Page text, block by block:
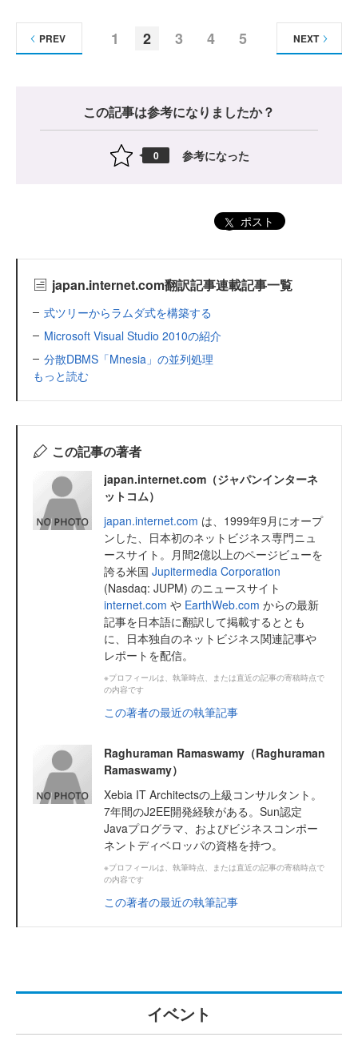
1 2 3 4 5
PREV NEXT
この記事は参考になりましたか？
0 参考になった
ポスト
japan.internet.com翻訳記事連載記事一覧
式ツリーからラムダ式を構築する
Microsoft Visual Studio 2010の紹介
分散DBMS「Mnesia」の並列処理
もっと読む
この記事の著者
japan.internet.com（ジャパンインターネ
ットコム）
japan.internet.com は、1999年9月にオープ
ンした、日本初のネットビジネス専門ニュ
ースサイト。月間2億以上のページビューを
誇る米国 Jupitermedia Corporation
(Nasdaq: JUPM) のニュースサイト
internet.com や EarthWeb.com からの最新
記事を日本語に翻訳して掲載するととも
に、日本独自のネットビジネス関連記事や
レポートを配信。
※プロフィールは、執筆時点、または直近の記事の寄稿時点で
の内容です
この著者の最近の執筆記事
Raghuraman Ramaswamy（Raghuraman
Ramaswamy）
Xebia IT Architectsの上級コンサルタント。
7年間のJ2EE開発経験がある。Sun認定
Javaプログラマ、およびビジネスコンポー
ネントディベロッパの資格を持つ。
※プロフィールは、執筆時点、または直近の記事の寄稿時点で
の内容です
この著者の最近の執筆記事
イベント